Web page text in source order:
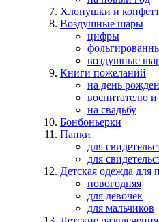
Хлопушки и
Воздушные шары
цифры
воздушные
Книги пожеланий
на день
воспитателю
на свадьбу
Бонбоньерки
Папки
для
для
Детская одежда для
новогодняя
для девочек
для мальчиков